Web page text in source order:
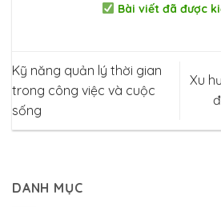
Bài viết đã được
Kỹ năng quản lý thời gian
trong công việc và cuộc
sống
Xu
DANH MỤC